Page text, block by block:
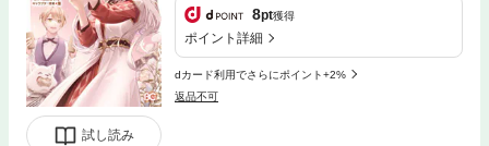
試し読み
8pt獲得
ポイント詳細
dカード利用でさらにポイント+2%
返品不可